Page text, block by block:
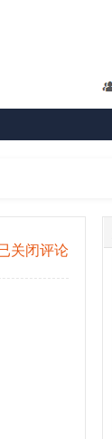
关闭评论